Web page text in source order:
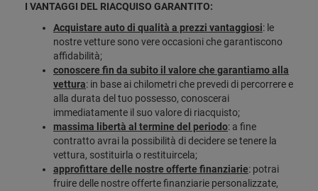
I VANTAGGI DEL RIACQUISO GARANTITO:
Acquistare auto di qualità a prezzi vantaggiosi: le
nostre vetture sono vere occasioni che garantiscono
affidabilità;
conoscere fin da subito il valore che garantiamo alla
vettura: in base ai chilometri che prevedi di percorrere e
alla durata del tuo possesso, conoscerai
immediatamente il suo valore di riacquisto;
massima libertà al termine del periodo: a fine
contratto avrai la possibilità di decidere se tenere la
vettura, sostituirla o restituircela;
approfittare delle nostre offerte finanziarie: potrai
fruire delle nostre offerte finanziarie personalizzate,